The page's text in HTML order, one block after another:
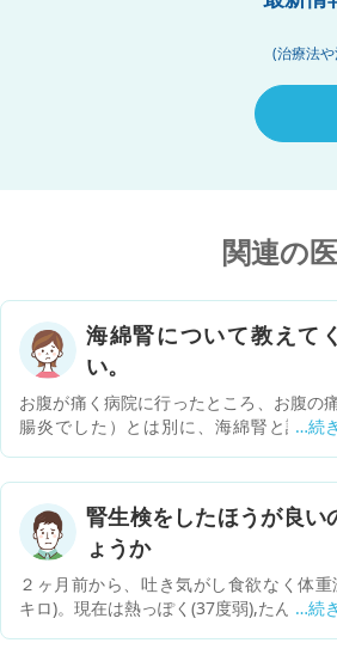
(治療法
関連の
海綿腎について教えて
い。
お腹が痛く病院に行ったところ、お腹の
腸炎でした）とは別に、海綿腎と診断
もどのような病気なのか、何に気を付け
のかを教えてほしいです。
腎生検をしたほうが良い
ょうか
２ヶ月前から、吐き気がし食欲なく体重
キロ)。現在は熱っぽく(37度弱),たんがよ